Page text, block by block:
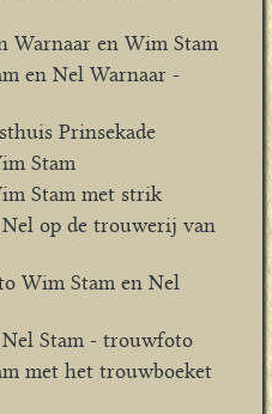
Warnaar en Wim Stam
en Nel Warnaar -
Prinsekade
Stam
Stam met strik
Nel op de trouwerij van
Wim Stam en Nel
Nel Stam - trouwfoto
met het trouwboeket